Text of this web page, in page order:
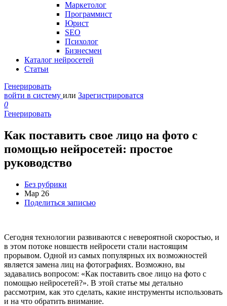
Маркетолог
Программист
Юрист
SEO
Психолог
Бизнесмен
Каталог нейросетей
Статьи
Генерировать
войти в систему или Зарегистрироватся
0
Генерировать
Как поставить свое лицо на фото с
помощью нейросетей: простое
руководство
Без рубрики
Мар 26
Поделиться записью
Сегодня технологии развиваются с невероятной скоростью, и
в этом потоке новшеств нейросети стали настоящим
прорывом. Одной из самых популярных их возможностей
является замена лиц на фотографиях. Возможно, вы
задавались вопросом: «Как поставить свое лицо на фото с
помощью нейросетей?». В этой статье мы детально
рассмотрим, как это сделать, какие инструменты использовать
и на что обратить внимание.